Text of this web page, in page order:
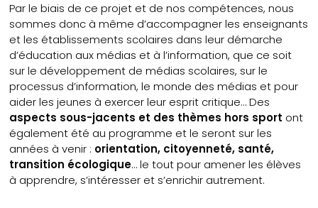
Par le biais de ce projet et de nos compétences, nous
sommes donc à même d’accompagner les enseignants
et les établissements scolaires dans leur démarche
d’éducation aux médias et à l’information, que ce soit
sur le développement de médias scolaires, sur le
processus d’information, le monde des médias et pour
aider les jeunes à exercer leur esprit critique… Des
aspects sous-jacents et des thèmes hors sport ont
également été au programme et le seront sur les
années à venir : orientation, citoyenneté, santé,
transition écologique… le tout pour amener les élèves
à apprendre, s’intéresser et s’enrichir autrement.